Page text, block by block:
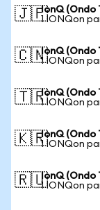
🇯🇵IonQ (Ondo
1 IONQon
🇨🇳IonQ
1 IONQon
🇹🇷IonQ (Ondo
1 IONQon
🇰🇷IonQ (Ondo
1 IONQon
🇷🇺IonQ
1 IONQon